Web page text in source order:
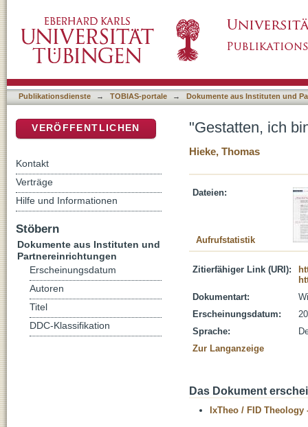
Publikationsdienste → TOBIAS-portale → Dokumente aus Instituten und
"Gestatten, ich
Hieke, Thomas
Dateien:
Aufrufstatistik
Zitierfähiger Link (URI):
Dokumentart:
Erscheinungsdatum:
Sprache:
Zur Langanzeige
Das Dokument
IxTheo / FID Theology
VERÖFFENTLICHEN
Kontakt
Verträge
Hilfe und Informationen
Stöbern
Dokumente aus Instituten und
Partnereinrichtungen
Erscheinungsdatum
Autoren
Titel
DDC-Klassifikation